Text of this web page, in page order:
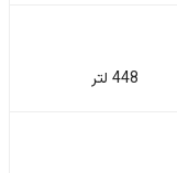
448 لتر